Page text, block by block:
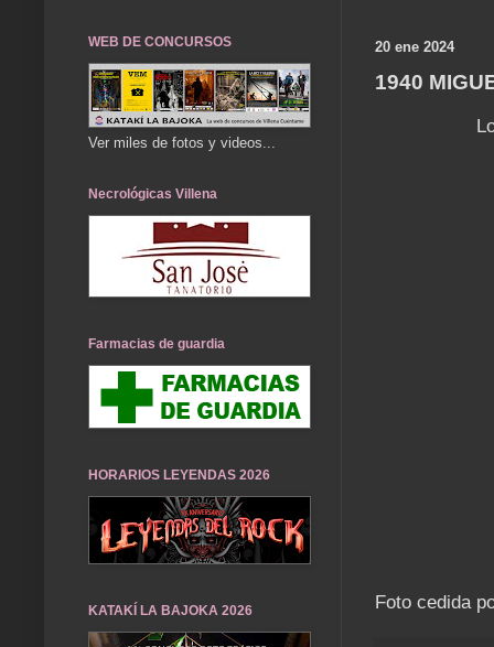
20 ene 2024
1940
Foto cedida
WEB DE CONCURSOS
Ver miles de fotos y videos...
Necrológicas Villena
Farmacias de guardia
HORARIOS LEYENDAS 2026
KATAKÍ LA BAJOKA 2026